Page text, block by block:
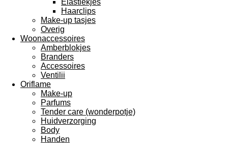
Elastiekjes
Haarclips
Make-up tasjes
Overig
Woonaccessoires
Amberblokjes
Branders
Accessoires
Ventilii
Oriflame
Make-up
Parfums
Tender care (wonderpotje)
Huidverzorging
Body
Handen